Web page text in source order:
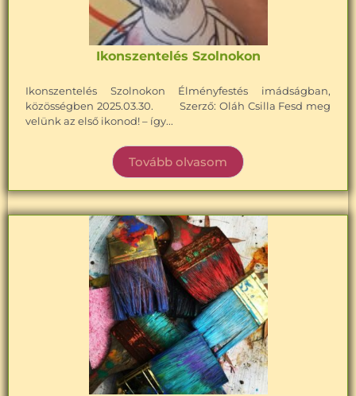
Ikonszentelés Szolnokon
Ikonszentelés Szolnokon Élményfestés imádságban,
közösségben 2025.03.30. Szerző: Oláh Csilla Fesd meg
velünk az első ikonod! – így...
Tovább olvasom